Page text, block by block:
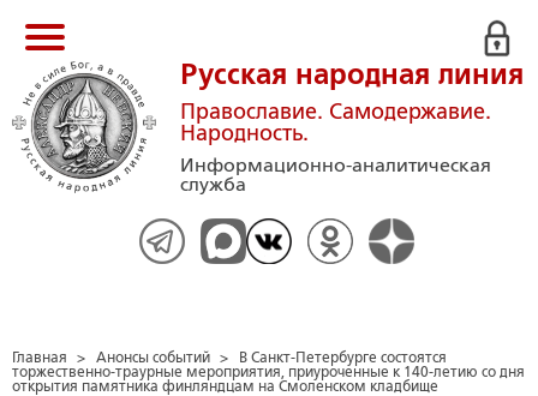
Русская народная линия
Православие. Самодержавие.
Народность.
Информационно-аналитическая
служба
Главная > Анонсы событий >
В Санкт-Петербурге состоятся
торжественно-траурные мероприятия, приуроченные к 140-летию со дня
открытия памятника финляндцам на Смоленском кладбище